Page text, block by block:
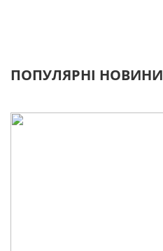
ПОПУЛЯРНІ НОВИНИ